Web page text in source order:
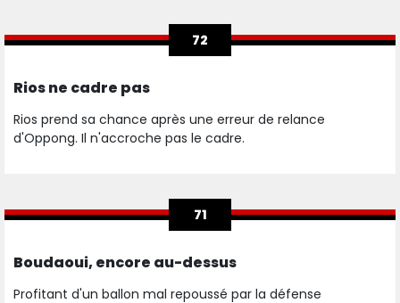
72
Rios ne cadre pas
Rios prend sa chance après une erreur de relance
d'Oppong. Il n'accroche pas le cadre.
71
Boudaoui, encore au-dessus
Profitant d'un ballon mal repoussé par la défense